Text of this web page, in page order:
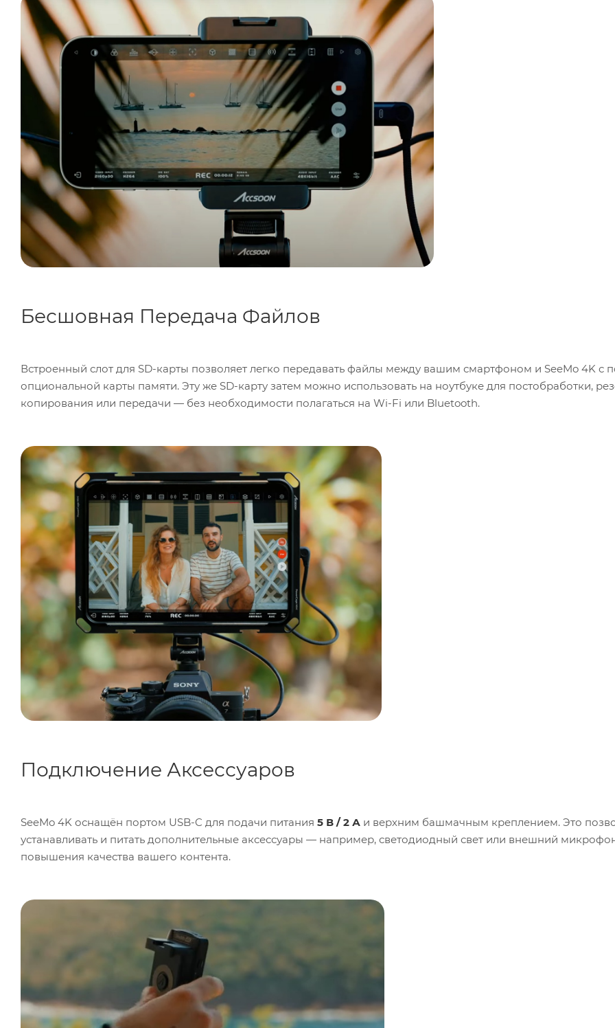
Бесшовная Передача Файлов
Встроенный слот для SD-карты позволяет легко передавать файлы между вашим смартфоном и SeeMo 4K с
опциональной карты памяти. Эту же SD-карту затем можно использовать на ноутбуке для постобработки,
копирования или передачи — без необходимости полагаться на Wi-Fi или Bluetooth.
Подключение Аксессуаров
SeeMo 4K оснащён портом USB-C для подачи питания 5 В / 2 А и верхним башмачным креплением. Это
устанавливать и питать дополнительные аксессуары — например, светодиодный свет или внешний
повышения качества вашего контента.